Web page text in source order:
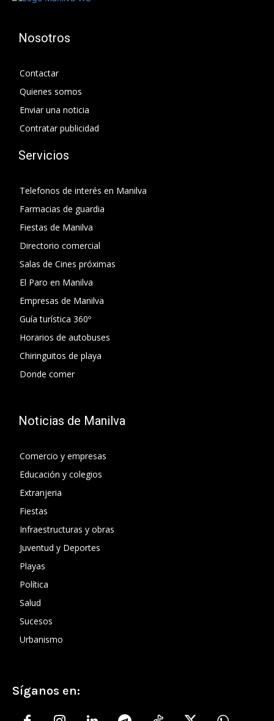
Nosotros
Contactar
Quienes somos
Enviar una noticia
Contratar publicidad
Servicios
Telefonos de interés en Manilva
Farmacias de guardia
Fiestas de Manilva
Directorio comercial
Salas de Cines próximas
El Paro en Manilva
Empresas de Manilva
Guía turística 360º
Horarios de autobuses
Chiringuitos de playa
Donde comer
Noticias de Manilva
Comercio y empresas
Educación y colegios
Extranjeria
Fiestas
Infraestructuras y obras
Juventud y Deportes
Playas
Política
Salud
Sucesos
Urbanismo
Síganos en: